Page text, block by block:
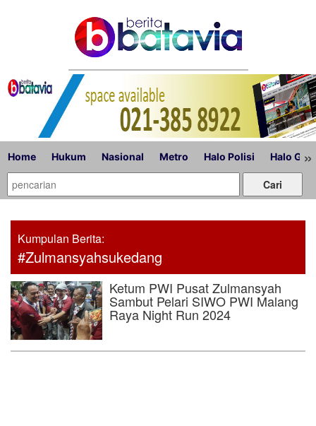
Home Hukum Nasional Metro Halo Polisi Halo »
Kumpulan Berita:
#Zulmansyahsukedang
Ketum PWI Pusat Zulmansyah
Sambut Pelari SIWO PWI Malang
Raya Night Run 2024